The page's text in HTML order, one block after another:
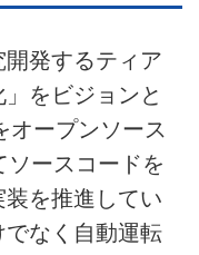
発するティア
をビジョンと
オープンソース
ソースコードを
を推進してい
なく自動運転